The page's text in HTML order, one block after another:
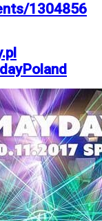
1304856